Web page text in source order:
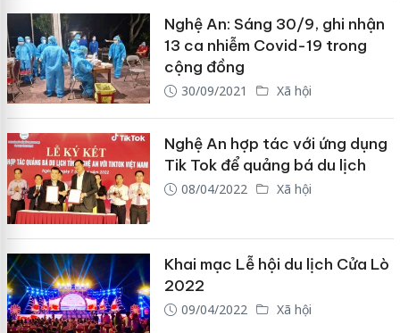
Nghệ An: Sáng 30/9, ghi nhận
13 ca nhiễm Covid-19 trong
cộng đồng
30/09/2021 Xã hội
Nghệ An hợp tác với ứng dụng
Tik Tok để quảng bá du lịch
08/04/2022 Xã hội
Khai mạc Lễ hội du lịch Cửa Lò
2022
09/04/2022 Xã hội